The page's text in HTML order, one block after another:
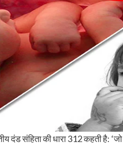
दंड संहिता की धारा 312 कहती है: